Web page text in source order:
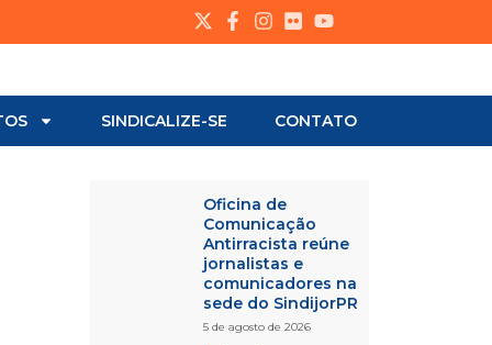
SINDICALIZE-SE CONTATO
Oficina de
Comunicação
Antirracista reúne
jornalistas e
comunicadores na
sede do SindijorPR
5 de agosto de 2026